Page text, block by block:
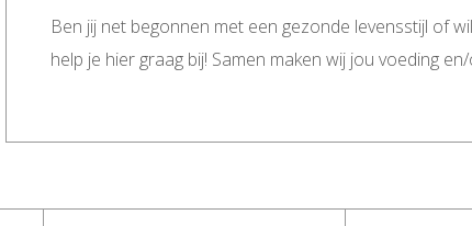
Ben jij net begonnen met een gezonde levensstijl of
help je hier graag bij! Samen maken wij jou voeding